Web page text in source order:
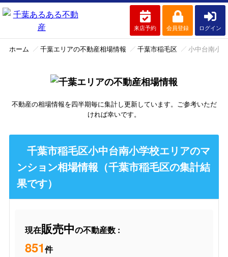
来店予約 会員登録 ログイン
ホーム 千葉エリアの不動産相場情報 千葉市稲毛区 小中台南小
不動産の相場情報を四半期毎に集計し更新しています。ご参考いただ
ければ幸いです。
千葉市稲毛区小中台南小学校エリアのマ
ンション相場情報（千葉市稲毛区の集計結
果です）
現在販売中の不動産数 :
851件